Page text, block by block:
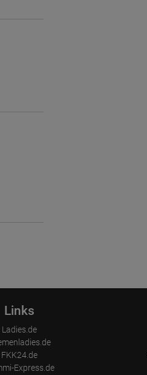
Links
Ladies.de
FKK24.de
Express.de